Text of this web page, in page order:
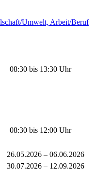
Umwelt, Arbeit/Beruf
08:30 bis 13:30 Uhr
08:30 bis 12:00 Uhr
26.05.2026 – 06.06.2026
30.07.2026 – 12.09.2026